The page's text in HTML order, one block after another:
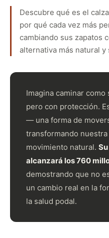
Descubre qué es el
por qué cada vez más
cambiando sus zapatos
alternativa más natural y
Imagina caminar
pero con protección.
— una forma de
transformando
movimiento natural.
alcanzará los 760
demostrando que no
un cambio real en la
la salud podal.